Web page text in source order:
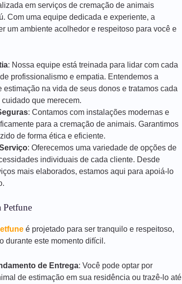
em serviços de cremação de animais
Com uma equipe dedicada e experiente, a
um ambiente acolhedor e respeitoso para você e
: Nossa equipe está treinada para lidar com cada
profissionalismo e empatia. Entendemos a
estimação na vida de seus donos e tratamos cada
que merecem.
: Contamos com instalações modernas e
para a cremação de animais. Garantimos
de forma ética e eficiente.
: Oferecemos uma variedade de opções de
individuais de cada cliente. Desde
mais elaborados, estamos aqui para apoiá-lo
Petfune
é projetado para ser tranquilo e respeitoso,
durante este momento difícil.
de Entrega: Você pode optar por
de estimação em sua residência ou trazê-lo até